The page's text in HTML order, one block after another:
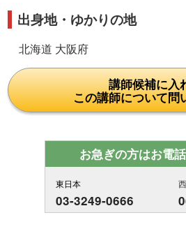
出身地・ゆかりの地
北海道 大阪府
講師候補に入
この講師について問
お急ぎの方はお電
東日本
03-3249-0666